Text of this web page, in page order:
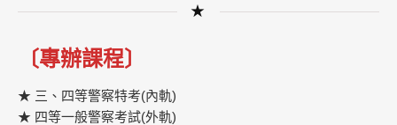
★
〔專辦課程〕
★ 三、四等警察特考(內軌)
★ 四等一般警察考試(外軌)